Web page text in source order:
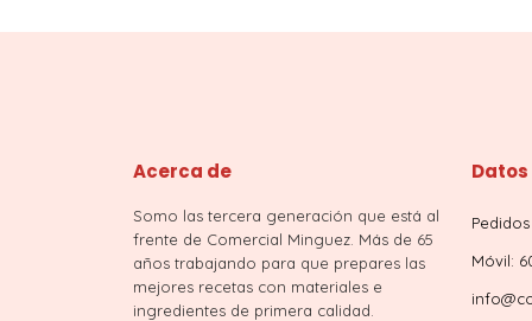
Acerca de
Somo las tercera generación que está al
frente de Comercial Minguez. Más de 65
años trabajando para que prepares las
mejores recetas con materiales e
ingredientes de primera calidad.
Móvil: